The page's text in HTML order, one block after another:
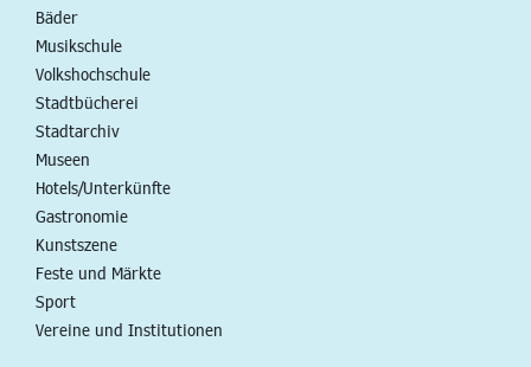
Bäder
Musikschule
Volkshochschule
Stadtbücherei
Stadtarchiv
Museen
Hotels/Unterkünfte
Gastronomie
Kunstszene
Feste und Märkte
Sport
Vereine und Institutionen